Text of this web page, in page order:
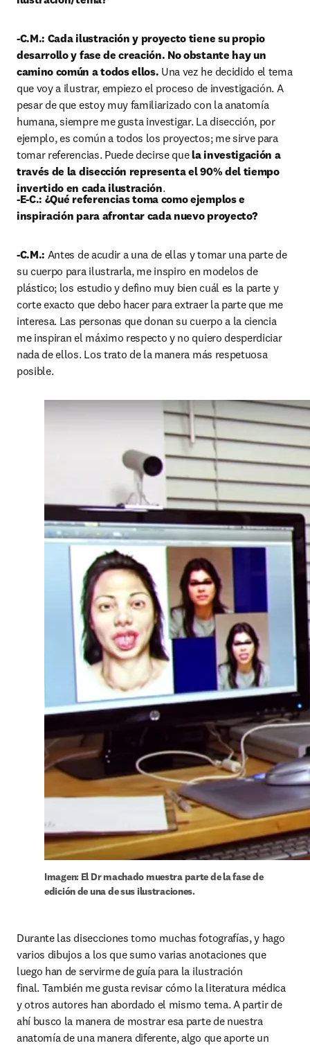
-C.M.: Cada ilustración y proyecto tiene su propio
desarrollo y fase de creación. No obstante hay un
camino común a todos ellos. Una vez he decidido el tema
que voy a ilustrar, empiezo el proceso de investigación. A
pesar de que estoy muy familiarizado con la anatomía
humana, siempre me gusta investigar. La disección, por
ejemplo, es común a todos los proyectos; me sirve para
tomar referencias. Puede decirse que la investigación a
través de la disección representa el 90% del tiempo
invertido en cada ilustración.
-E-C.: ¿Qué referencias toma como ejemplos e
inspiración para afrontar cada nuevo proyecto?
-C.M.: Antes de acudir a una de ellas y tomar una parte de
su cuerpo para ilustrarla, me inspiro en modelos de
plástico; los estudio y defino muy bien cuál es la parte y
corte exacto que debo hacer para extraer la parte que me
interesa. Las personas que donan su cuerpo a la ciencia
me inspiran el máximo respecto y no quiero desperdiciar
nada de ellos. Los trato de la manera más respetuosa
posible.
Imagen: El Dr machado muestra parte de la fase de
edición de una de sus ilustraciones.
Durante las disecciones tomo muchas fotografías, y hago
varios dibujos a los que sumo varias anotaciones que
luego han de servirme de guía para la ilustración
final. También me gusta revisar cómo la literatura médica
y otros autores han abordado el mismo tema. A partir de
ahí busco la manera de mostrar esa parte de nuestra
anatomía de una manera diferente, algo que aporte un